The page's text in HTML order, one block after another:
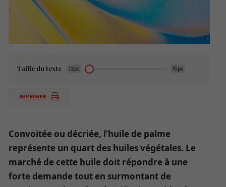
Taille du texte 12px 15px
IMPRIMER
Convoitée ou décriée, l’huile de palme
représente un quart des huiles végétales. Le
marché de cette huile doit répondre à une
forte demande tout en surmontant de